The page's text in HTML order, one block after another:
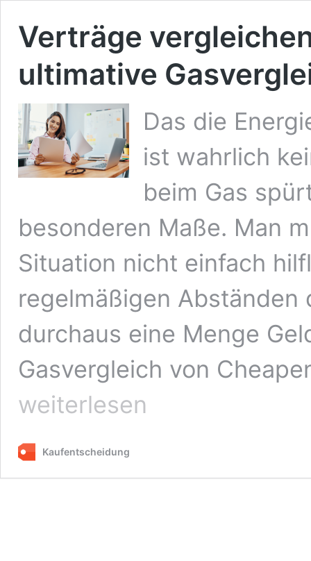
Verträge
ultimative
Das die
ist wahrlich
beim Gas
besonderen Maße. Man
Situation nicht einfach
regelmäßigen Abständen
durchaus eine Menge
Gasvergleich von
weiterlesen
Kaufentscheidung